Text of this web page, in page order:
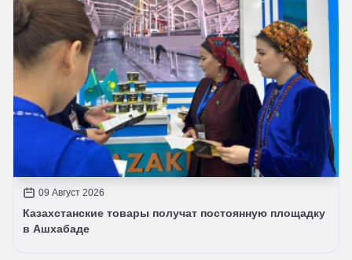
09 Август 2026
Казахстанские товары получат постоянную площадку
в Ашхабаде